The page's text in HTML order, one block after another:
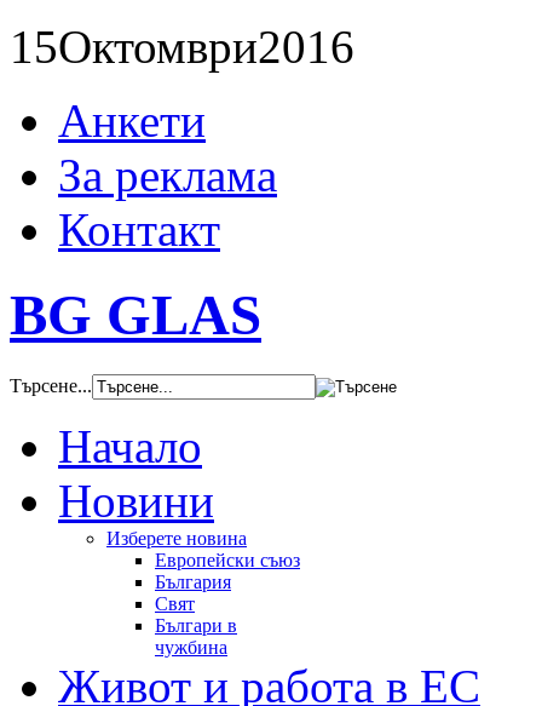
15Октомври2016
Анкети
За реклама
Контакт
BG GLAS
Търсене...
Начало
Новини
Изберете новина
Европейски съюз
България
Свят
Българи в
чужбина
Живот и работа в ЕС